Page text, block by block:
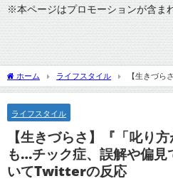
※本ページはプロモーションが含ま
ホーム ライフスタイル
【生きづ
チック症、誤解や偏見で‟生きづらさ”』につ
ライフスタイル
【生きづらさ】『「叱り
も…チック症、誤解や偏見
いてTwitterの反応